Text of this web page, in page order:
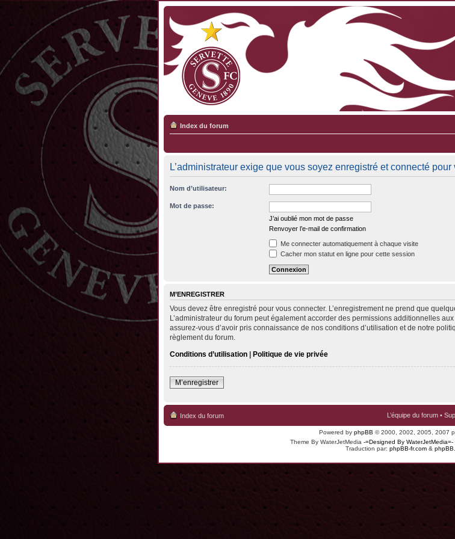
Index du forum
L’administrateur exige que vous soyez enregistré et connecté
Nom d’utilisateur:
Mot de passe:
J’ai oublié mon mot de passe
Renvoyer l’e-mail de confirmation
Me connecter automatiquement à chaque visite
Cacher mon statut en ligne pour cette session
M’ENREGISTRER
Vous devez être enregistré pour vous connecter. L’enregistrement ne prend que
L’administrateur du forum peut également accorder des permissions additionnelles
assurez-vous d’avoir pris connaissance de nos conditions d’utilisation et de notre
règlement du forum.
Conditions d’utilisation | Politique de vie privée
M’enregistrer
Index du forum L’équipe du forum •
Powered by phpBB © 2000, 2002, 2005, 2007
Theme By WaterJetMedia -=Designed By WaterJetMedia=-
Traduction par: phpBB-fr.com &